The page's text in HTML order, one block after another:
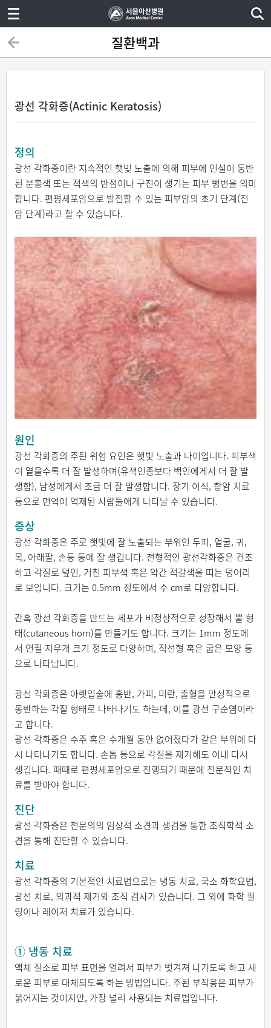
질환백과
광선 각화증(Actinic Keratosis)
정의
광선 각화증이란 지속적인 햇빛 노출에 의해 피부에 인설이 동반
된 분홍색 또는 적색의 반점이나 구진이 생기는 피부 병변을 의미
합니다. 편평세포암으로 발전할 수 있는 피부암의 초기 단계(전
암 단계)라고 할 수 있습니다.
원인
광선 각화증의 주된 위험 요인은 햇빛 노출과 나이입니다. 피부색
이 옅을수록 더 잘 발생하며(유색인종보다 백인에게서 더 잘 발
생함), 남성에게서 조금 더 잘 발생합니다. 장기 이식, 항암 치료
등으로 면역이 억제된 사람들에게 나타날 수 있습니다.
증상
광선 각화증은 주로 햇빛에 잘 노출되는 부위인 두피, 얼굴, 귀,
목, 아래팔, 손등 등에 잘 생깁니다. 전형적인 광선각화증은 건조
하고 각질로 덮인, 거친 피부색 혹은 약간 적갈색을 띠는 덩어리
로 보입니다. 크기는 0.5mm 정도에서 수 cm로 다양합니다.
간혹 광선 각화증을 만드는 세포가 비정상적으로 성장해서 뿔 형
태(cutaneous horn)를 만들기도 합니다. 크기는 1mm 정도에
서 연필 지우개 크기 정도로 다양하며, 직선형 혹은 굽은 모양 등
으로 나타납니다.
광선 각화증은 아랫입술에 홍반, 가피, 미란, 출혈을 만성적으로
동반하는 각질 형태로 나타나기도 하는데, 이를 광선 구순염이라
고 합니다.
광선 각화증은 수주 혹은 수개월 동안 없어졌다가 같은 부위에 다
시 나타나기도 합니다. 손톱 등으로 각질을 제거해도 이내 다시
생깁니다. 때때로 편평세포암으로 진행되기 때문에 전문적인 치
료를 받아야 합니다.
진단
광선 각화증은 전문의의 임상적 소견과 생검을 통한 조직학적 소
견을 통해 진단할 수 있습니다.
치료
광선 각화증의 기본적인 치료법으로는 냉동 치료, 국소 화학요법,
광선 치료, 외과적 제거와 조직 검사가 있습니다. 그 외에 화학 필
링이나 레이저 치료가 있습니다.
① 냉동 치료
액체 질소로 피부 표면을 얼려서 피부가 벗겨져 나가도록 하고 새
로운 피부로 대체되도록 하는 방법입니다. 주된 부작용은 피부가
붉어지는 것이지만, 가장 널리 사용되는 치료법입니다.